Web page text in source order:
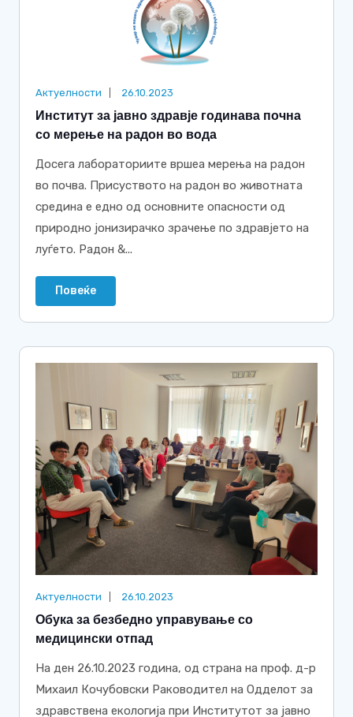
Актуелности 26.10.2023
Институт за јавно здравје годинава почна
со мерење на радон во вода
Досега лабораториите вршеа мерења на радон
во почва. Присуството на радон во животната
средина е едно од основните опасности од
природно јонизирачко зрачење по здравјето на
луѓето. Радон &...
Повеќе
Актуелности 26.10.2023
Обука за безбедно управување со
медицински отпад
На ден 26.10.2023 година, од страна на проф. д-р
Михаил Кочубовски Раководител на Одделот за
здравствена екологија при Институтот за јавно